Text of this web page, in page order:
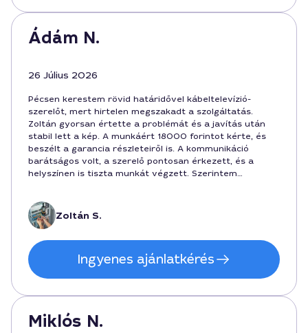
Ádám N.
26 Július 2026
Pécsen kerestem rövid határidővel kábeltelevízió-
szerelőt, mert hirtelen megszakadt a szolgáltatás.
Zoltán gyorsan értette a problémát és a javítás után
stabil lett a kép. A munkáért 18000 forintot kérte, és
beszélt a garancia részleteiről is. A kommunikáció
barátságos volt, a szerelő pontosan érkezett, és a
helyszínen is tiszta munkát végzett. Szerintem
Zoltán S.
Ingyenes ajánlatkérés
Miklós N.